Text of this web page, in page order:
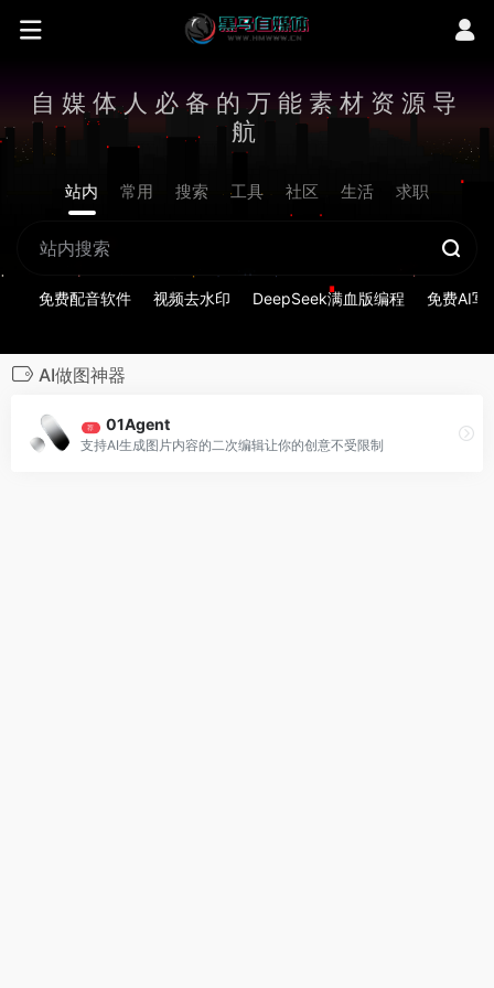
自媒体人必备的万能素材资源导
航
站内 常用 搜索 工具 社区 生活 求职
免费配音软件 视频去水印 DeepSeek满血版编程 免费AI写
AI做图神器
荐 01Agent
支持AI生成图片内容的二次编辑让你的创意不受限制